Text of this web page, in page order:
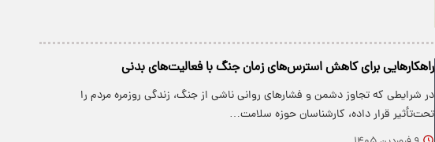
راهکارهایی برای کاهش استرس‌های زمان جنگ با فعالیت‌های بدنی
در شرایطی که تجاوز دشمن و فشار‌های روانی ناشی از جنگ، زندگی روزمره مردم را
تحت‌تأثیر قرار داده، کارشناسان حوزه سلامت…